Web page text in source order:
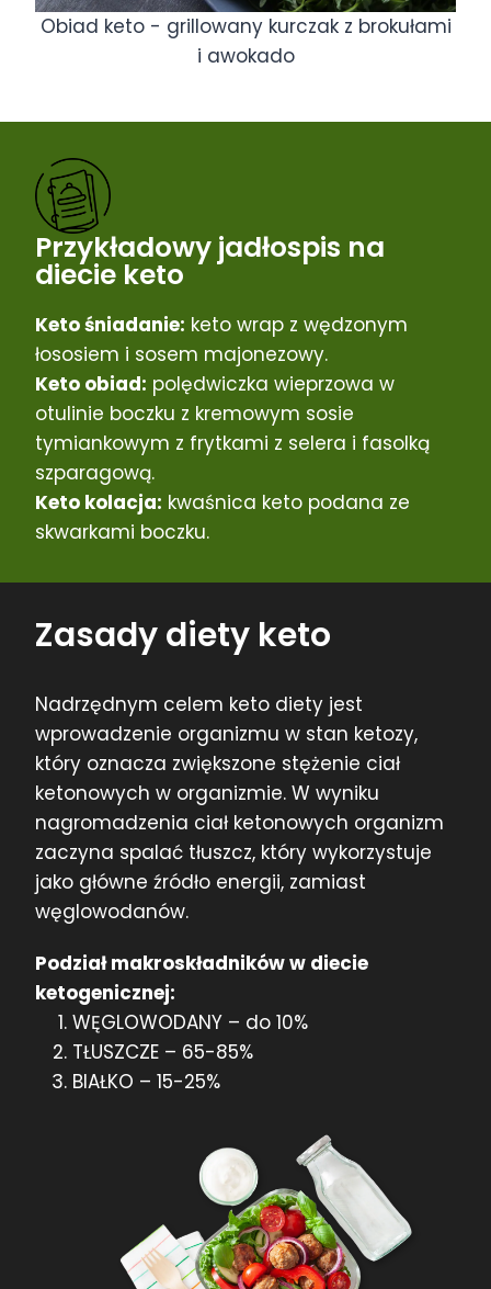
Obiad keto - grillowany kurczak z brokułami
i awokado
Przykładowy jadłospis na
diecie keto
Keto śniadanie: keto wrap z wędzonym
łososiem i sosem majonezowy.
Keto obiad: polędwiczka wieprzowa w
otulinie boczku z kremowym sosie
tymiankowym z frytkami z selera i fasolką
szparagową.
Keto kolacja: kwaśnica keto podana ze
skwarkami boczku.
Zasady diety keto
Nadrzędnym celem keto diety jest
wprowadzenie organizmu w stan ketozy,
który oznacza zwiększone stężenie ciał
ketonowych w organizmie. W wyniku
nagromadzenia ciał ketonowych organizm
zaczyna spalać tłuszcz, który wykorzystuje
jako główne źródło energii, zamiast
węglowodanów.
Podział makroskładników w diecie
ketogenicznej:
WĘGLOWODANY – do 10%
TŁUSZCZE – 65-85%
BIAŁKO – 15-25%